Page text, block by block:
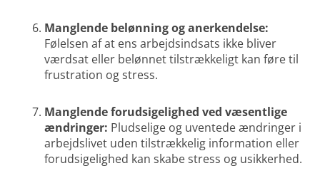
Manglende belønning og anerkendelse:
Følelsen af at ens arbejdsindsats ikke bliver
værdsat eller belønnet tilstrækkeligt kan føre til
frustration og stress.
Manglende forudsigelighed ved væsentlige
ændringer: Pludselige og uventede ændringer i
arbejdslivet uden tilstrækkelig information eller
forudsigelighed kan skabe stress og usikkerhed.